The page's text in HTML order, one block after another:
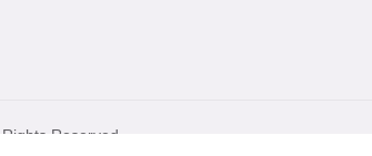
Reserved